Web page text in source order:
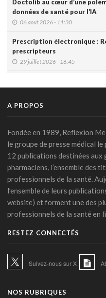
Doctolib au cœur d’une
données de santé pour l’IA
06 aout 2026 - 11:30
Prescription électronique :
prescripteurs
29 juillet 2026 - 16:45
médicaux arrive
24 juillet 2026 - 09:14
France: le Parlement interdit
de 15 ans, première en
21 juillet 2026 - 20:39
L'Ares finance un projet d'IA
la malaria en RDC
17 juillet 2026 - 14:55
A PROPOS
Fondée en 1989, Reflexion
le groupe de presse médical
12 publications destinées
pharmaciens, l’ensemble des
professionnels de la santé.
l’ensemble de leurs
website) et forment une des
professionnels de la santé en
RESTEZ CONNECTÉS
Suivez-nous sur X
NOS RUBRIQUES